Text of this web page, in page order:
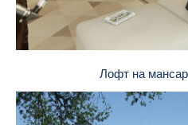
Лофт на